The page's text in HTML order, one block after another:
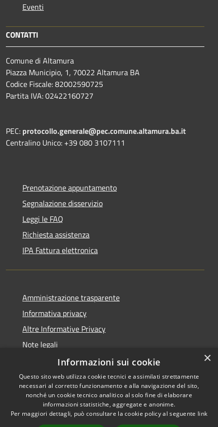
Eventi
CONTATTI
Comune di Altamura
Piazza Municipio, 1, 70022 Altamura BA
Codice Fiscale: 82002590725
Partita IVA: 02422160727
PEC: protocollo.generale@pec.comune.altamura.ba.it
Centralino Unico: +39 080 3107111
Prenotazione appuntamento
Segnalazione disservizio
Leggi le FAQ
Richiesta assistenza
IPA Fattura elettronica
Amministrazione trasparente
Informativa privacy
Altre Informative Privacy
Note legali
Dichiarazione di accessibilità
RSS
Accessibilità
Copyright © 2026 • Comune di
×
Informazioni sui cookie
Questo sito web utilizza cookie tecnici e assimilati strettamente
necessari al corretto funzionamento e alla navigazione del sito,
nonché un cookie tecnico analitico al solo fine di elaborare
informazioni statistiche, aggregate e anonime.
Per maggiori dettagli, può consultare la cookie policy al seguente link